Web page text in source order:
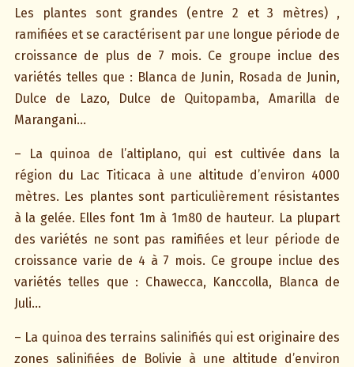
Les plantes sont grandes (entre 2 et 3 mètres) ,
ramifiées et se caractérisent par une longue période de
croissance de plus de 7 mois. Ce groupe inclue des
variétés telles que : Blanca de Junin, Rosada de Junin,
Dulce de Lazo, Dulce de Quitopamba, Amarilla de
Marangani…
– La quinoa de l’altiplano, qui est cultivée dans la
région du Lac Titicaca à une altitude d’environ 4000
mètres. Les plantes sont particulièrement résistantes
à la gelée. Elles font 1m à 1m80 de hauteur. La plupart
des variétés ne sont pas ramifiées et leur période de
croissance varie de 4 à 7 mois. Ce groupe inclue des
variétés telles que : Chawecca, Kanccolla, Blanca de
Juli…
– La quinoa des terrains salinifiés qui est originaire des
zones salinifiées de Bolivie à une altitude d’environ